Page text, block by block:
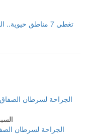
تغطي 7 مناطق
السبت 02 أغسطس
الجراحة لسرطان